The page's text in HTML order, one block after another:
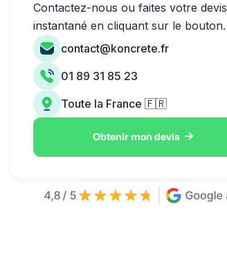
Contactez-nous ou faites votre devis
instantané en cliquant sur le bouton.
contact@koncrete.fr
01 89 31 85 23
Toute la France 🇫🇷
Obtenir mon devis 